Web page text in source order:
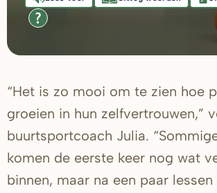
“Het is zo mooi om te zien hoe
groeien in hun zelfvertrouwen,”
buurtsportcoach Julia.
komen de eerste keer nog wat
binnen, maar na een paar